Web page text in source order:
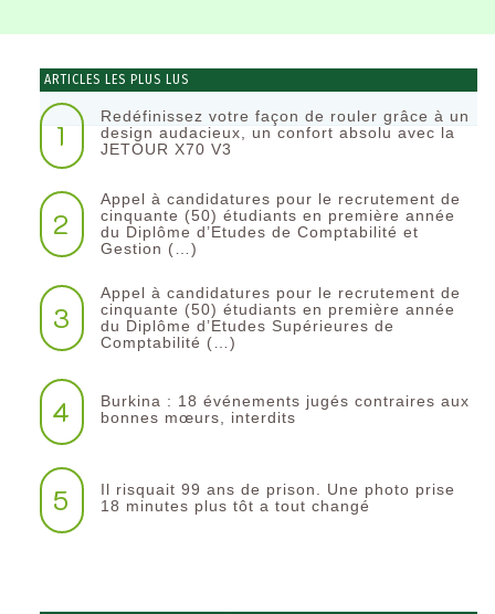
ARTICLES LES PLUS LUS
1
Redéfinissez votre façon de rouler grâce à un
design audacieux, un confort absolu avec la
JETOUR X70 V3
2
Appel à candidatures pour le recrutement de
cinquante (50) étudiants en première année
du Diplôme d’Etudes de Comptabilité et
Gestion (…)
3
Appel à candidatures pour le recrutement de
cinquante (50) étudiants en première année
du Diplôme d’Etudes Supérieures de
Comptabilité (…)
4
Burkina : 18 événements jugés contraires aux
bonnes mœurs, interdits
5
Il risquait 99 ans de prison. Une photo prise
18 minutes plus tôt a tout changé